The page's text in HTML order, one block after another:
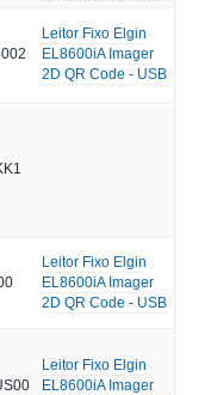
Leitor Fixo Elgin
EL8600iA Imager
2D QR Code - USB
Leitor Fixo Elgin
EL8600iA Imager
2D QR Code - USB
Leitor Fixo Elgin
EL8600iA Imager